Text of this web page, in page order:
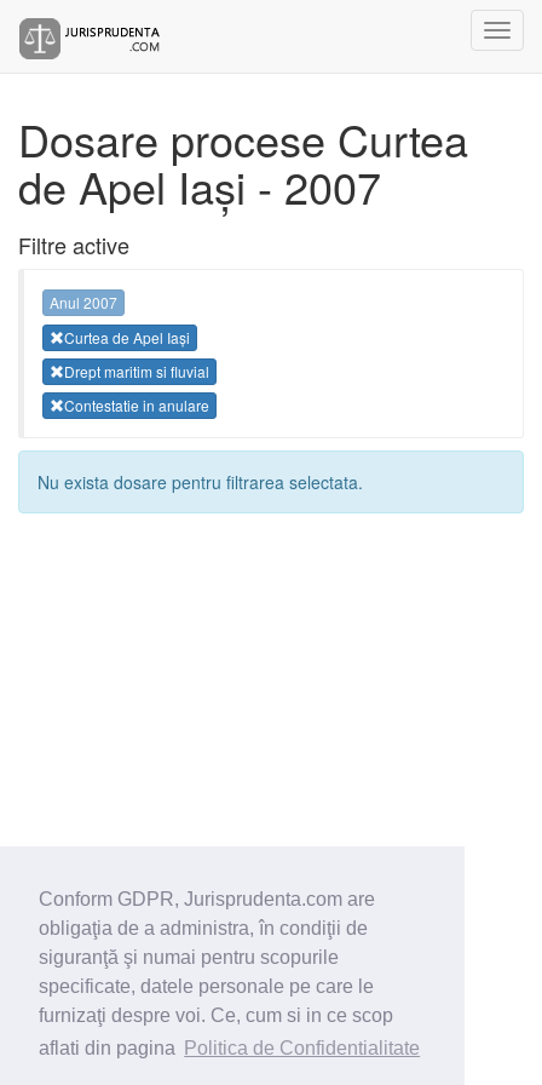
Conform GDPR, Jurisprudenta.com are
obligaţia de a administra, în condiţii de
siguranţă şi numai pentru scopurile
specificate, datele personale pe care le
furnizaţi despre voi. Ce, cum si in ce scop
aflati din pagina
Politica de Confidentialitate
Dosare procese Curtea
de Apel Iași - 2007
Filtre active
Anul 2007
Curtea de Apel Iași
Drept maritim si fluvial
Contestatie in anulare
Nu exista dosare pentru filtrarea selectata.